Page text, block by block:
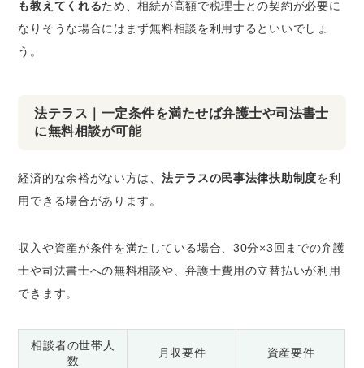
も教えてくれるため、相続が高額で税理士との契約が必要に
なりそうな場合にはまず無料相談を利用するといいでしょ
う。
法テラス｜一定条件を満たせば弁護士や司法書士
に無料相談が可能
経済的な余裕がない方は、 法テラスの民事法律扶助制度を利
用できる場合があります。
収入や資産が条件を満たしている場合、30分×3回までの弁護
士や司法書士への無料相談や、弁護士費用の立替払いが利用
できます。
相談者の世帯人
数
月収要件 資産要件